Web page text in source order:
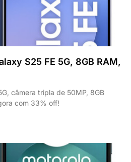
S25 FE 5G, 8GB RAM,
câmera tripla de 50MP, 8GB
com 33% off!